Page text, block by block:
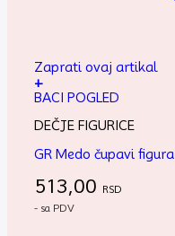
Zaprati ovaj artikal
+
BACI POGLED
DEČJE FIGURICE
GR Medo čupavi figura
513,00 RSD
- sa PDV